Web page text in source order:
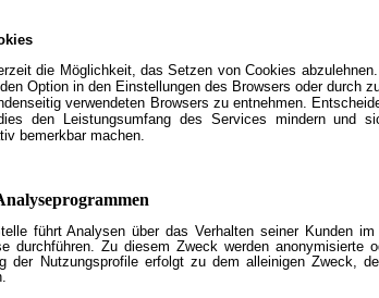
die Möglichkeit, das Setzen von Cookies
Option in den Einstellungen des Browsers oder durch
verwendeten Browsers zu entnehmen.
den Leistungsumfang des Services mindern und
bemerkbar machen.
führt Analysen über das Verhalten seiner Kunden
durchführen. Zu diesem Zweck werden anonymisierte
der Nutzungsprofile erfolgt zu dem alleinigen Zweck,